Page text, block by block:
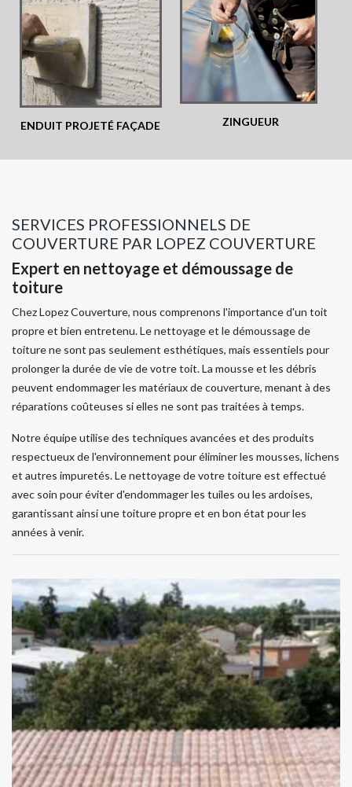
ENDUIT PROJETÉ FAÇADE ZINGUEUR
SERVICES PROFESSIONNELS DE
COUVERTURE PAR LOPEZ COUVERTURE
Expert en nettoyage et démoussage de
toiture
Chez Lopez Couverture, nous comprenons l'importance d'un toit
propre et bien entretenu. Le nettoyage et le démoussage de
toiture ne sont pas seulement esthétiques, mais essentiels pour
prolonger la durée de vie de votre toit. La mousse et les débris
peuvent endommager les matériaux de couverture, menant à des
réparations coûteuses si elles ne sont pas traitées à temps.
Notre équipe utilise des techniques avancées et des produits
respectueux de l'environnement pour éliminer les mousses, lichens
et autres impuretés. Le nettoyage de votre toiture est effectué
avec soin pour éviter d'endommager les tuiles ou les ardoises,
garantissant ainsi une toiture propre et en bon état pour les
années à venir.